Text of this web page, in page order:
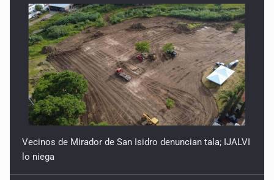
Vecinos de Mirador de San Isidro denuncian tala; IJALVI
lo niega